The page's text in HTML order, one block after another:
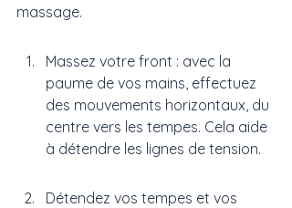
massage.
Massez votre front : avec la
paume de vos mains, effectuez
des mouvements horizontaux, du
centre vers les tempes. Cela aide
à détendre les lignes de tension.
Détendez vos tempes et vos